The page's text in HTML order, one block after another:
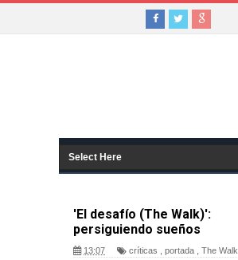
'El desafío (The Walk)':
persiguiendo sueños
13:07 críticas portada The Walk